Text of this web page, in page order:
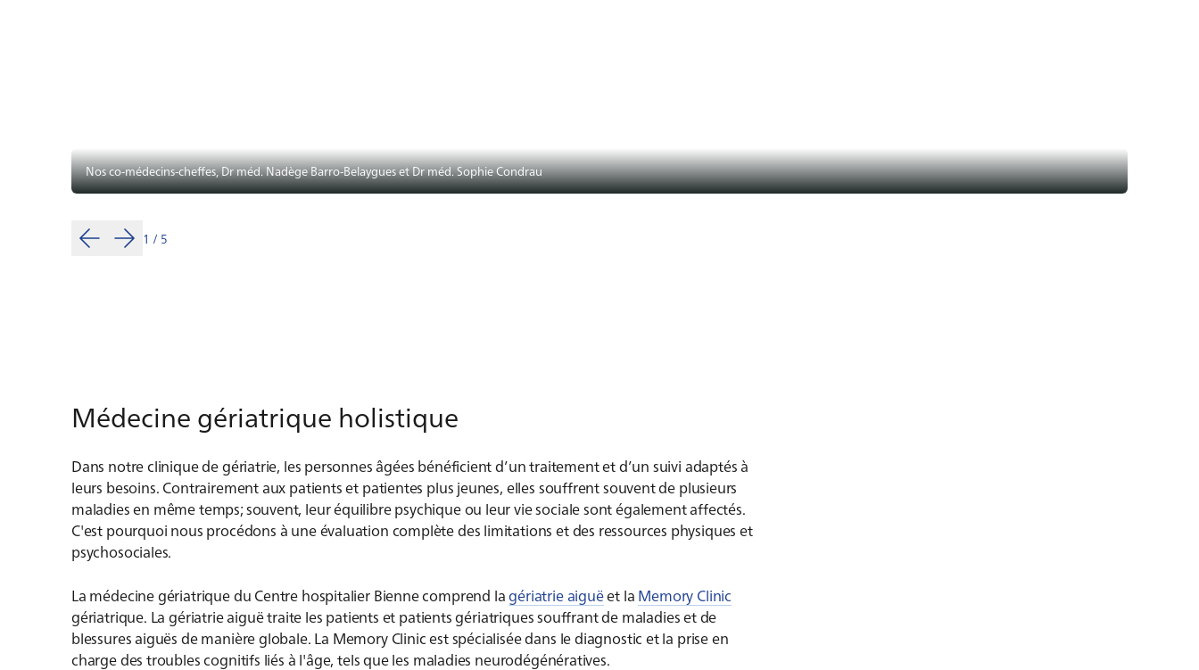
Nos co-médecins-cheffes, Dr méd. Nadège Barro-Belaygues et Dr méd. Sophie Condrau
1 / 5
Médecine gériatrique holistique
Dans notre clinique de gériatrie, les personnes âgées bénéficient d’un traitement et d’un suivi adaptés à
leurs besoins. Contrairement aux patients et patientes plus jeunes, elles souffrent souvent de plusieurs
maladies en même temps; souvent, leur équilibre psychique ou leur vie sociale sont également affectés.
C'est pourquoi nous procédons à une évaluation complète des limitations et des ressources physiques et
psychosociales.
La médecine gériatrique du Centre hospitalier Bienne comprend lagériatrie aiguëet la Memory Clinic
gériatrique. La gériatrie aiguë traite les patients et patients gériatriques souffrant de maladies et de
blessures aiguës de manière globale. La Memory Clinic est spécialisée dans le diagnostic et la prise en
charge des troubles cognitifs liés à l'âge, tels que les maladies neurodégénératives.